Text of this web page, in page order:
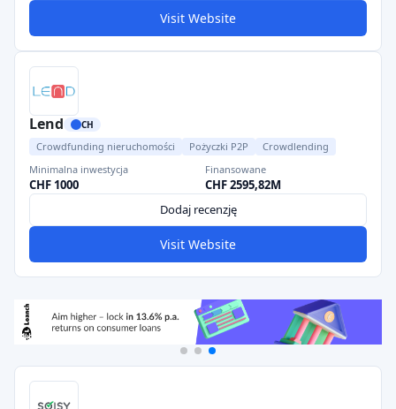
Visit Website
Lend CH
Crowdfunding nieruchomości Pożyczki P2P
Crowdlending
Minimalna inwestycja
CHF 1000
Finansowane
CHF 2595,82M
Dodaj recenzję
Visit Website